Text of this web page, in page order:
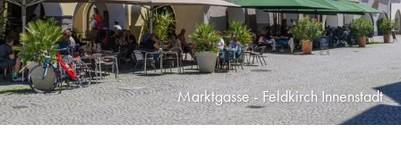
Marktgasse - Feldkirch Innenstadt